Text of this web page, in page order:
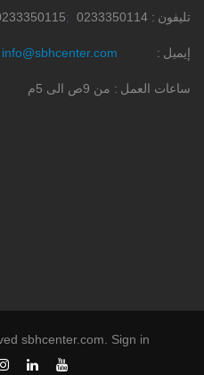
تليفون 0233350114
إيميل info@sbhcenter.com
ساعات العمل من 9ص الى 5م
sbhcenter.com. Sign in